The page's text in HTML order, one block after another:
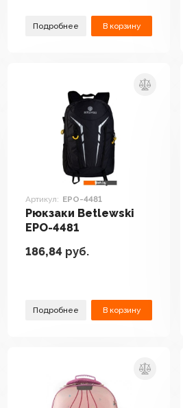
Подробнее В корзину
Артикул: EPO-4481
Рюкзаки Betlewski
EPO-4481
186,84руб.
Подробнее В корзину